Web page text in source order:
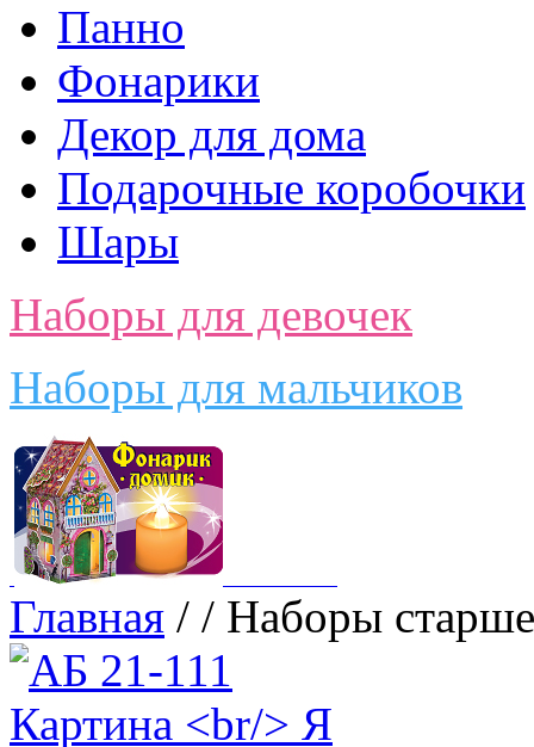
Панно
Фонарики
Декор для дома
Подарочные коробочки
Шары
Наборы для девочек
Наборы для мальчиков
Главная / / Наборы